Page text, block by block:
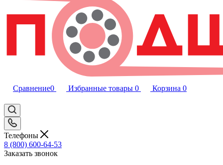
Сравнение0 Избранные товары 0 Корзина 0
Телефоны
8 (800) 600-64-53
Заказать звонок